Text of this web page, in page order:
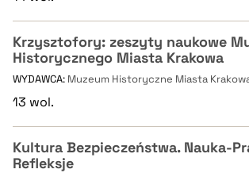
Krzysztofory: zeszyty naukowe
Historycznego Miasta Krakowa
WYDAWCA: Muzeum Historyczne Miasta
13 wol.
Kultura Bezpieczeństwa. Nauka-
Refleksje